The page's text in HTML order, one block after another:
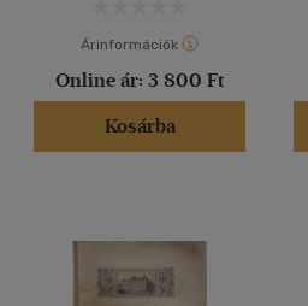
Árinformációk
Online ár: 3 800 Ft
Kosárba